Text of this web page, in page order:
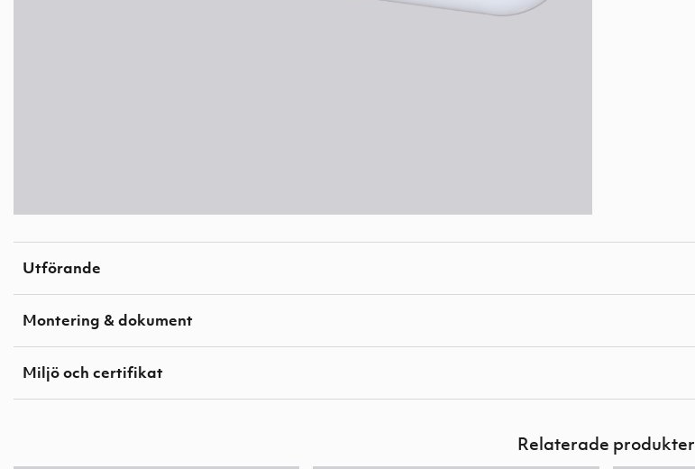
Utförande
Montering & dokument
Miljö och certifikat
Relaterade produkter